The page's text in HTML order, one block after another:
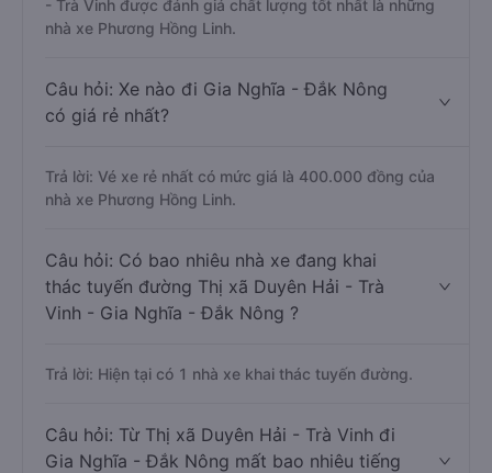
- Trà Vinh được đánh giá chất lượng tốt nhất là những
nhà xe Phương Hồng Linh.
Câu hỏi: Xe nào đi Gia Nghĩa - Đắk Nông
có giá rẻ nhất?
Trả lời: Vé xe rẻ nhất có mức giá là 400.000 đồng của
nhà xe Phương Hồng Linh.
Câu hỏi: Có bao nhiêu nhà xe đang khai
thác tuyến đường Thị xã Duyên Hải - Trà
Vinh - Gia Nghĩa - Đắk Nông ?
Trả lời: Hiện tại có 1 nhà xe khai thác tuyến đường.
Câu hỏi: Từ Thị xã Duyên Hải - Trà Vinh đi
Gia Nghĩa - Đắk Nông mất bao nhiêu tiếng